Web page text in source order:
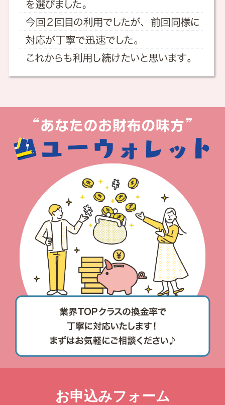
お申込みフォーム